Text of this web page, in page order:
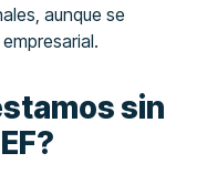
aunque se
sin